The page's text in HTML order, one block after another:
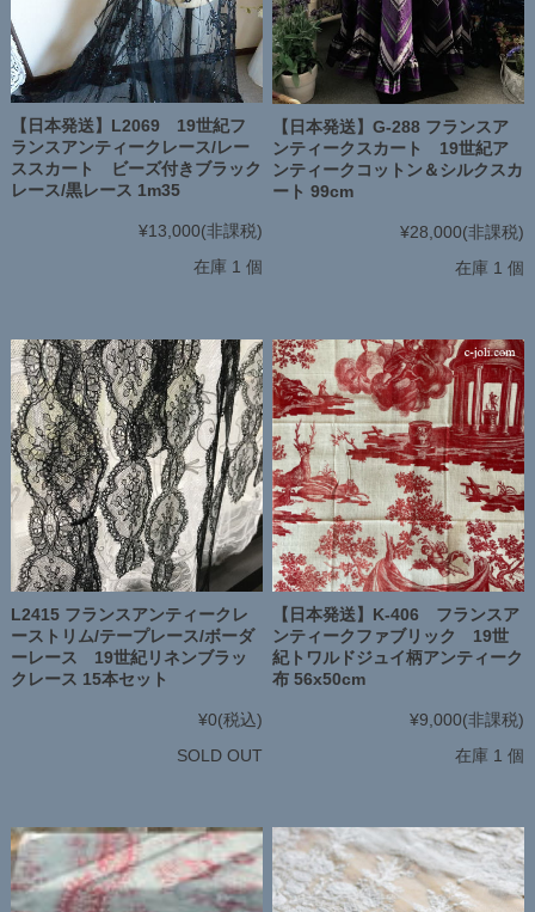
【日本発送】L2069 19世紀フ
ランスアンティークレース/レー
ススカート ビーズ付きブラック
レース/黒レース 1m35
¥13,000(非課税)
在庫 1 個
【日本発送】G-288 フランスア
ンティークスカート 19世紀ア
ンティークコットン＆シルクスカ
ート 99cm
¥28,000(非課税)
在庫 1 個
L2415 フランスアンティークレ
ーストリム/テープレース/ボーダ
ーレース 19世紀リネンブラッ
クレース 15本セット
¥0(税込)
SOLD OUT
【日本発送】K-406 フランスア
ンティークファブリック 19世
紀トワルドジュイ柄アンティーク
布 56x50cm
¥9,000(非課税)
在庫 1 個